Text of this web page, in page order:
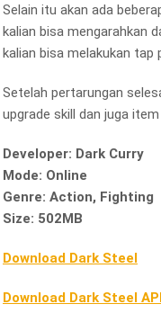
Selain itu akan ada
kalian bisa mengarahkan
kalian bisa melakukan tap
Setelah pertarungan
upgrade skill dan juga
Developer: Dark Curry
Mode: Online
Genre: Action, Fighting
Size: 502MB
Download Dark Steel
Download Dark Steel